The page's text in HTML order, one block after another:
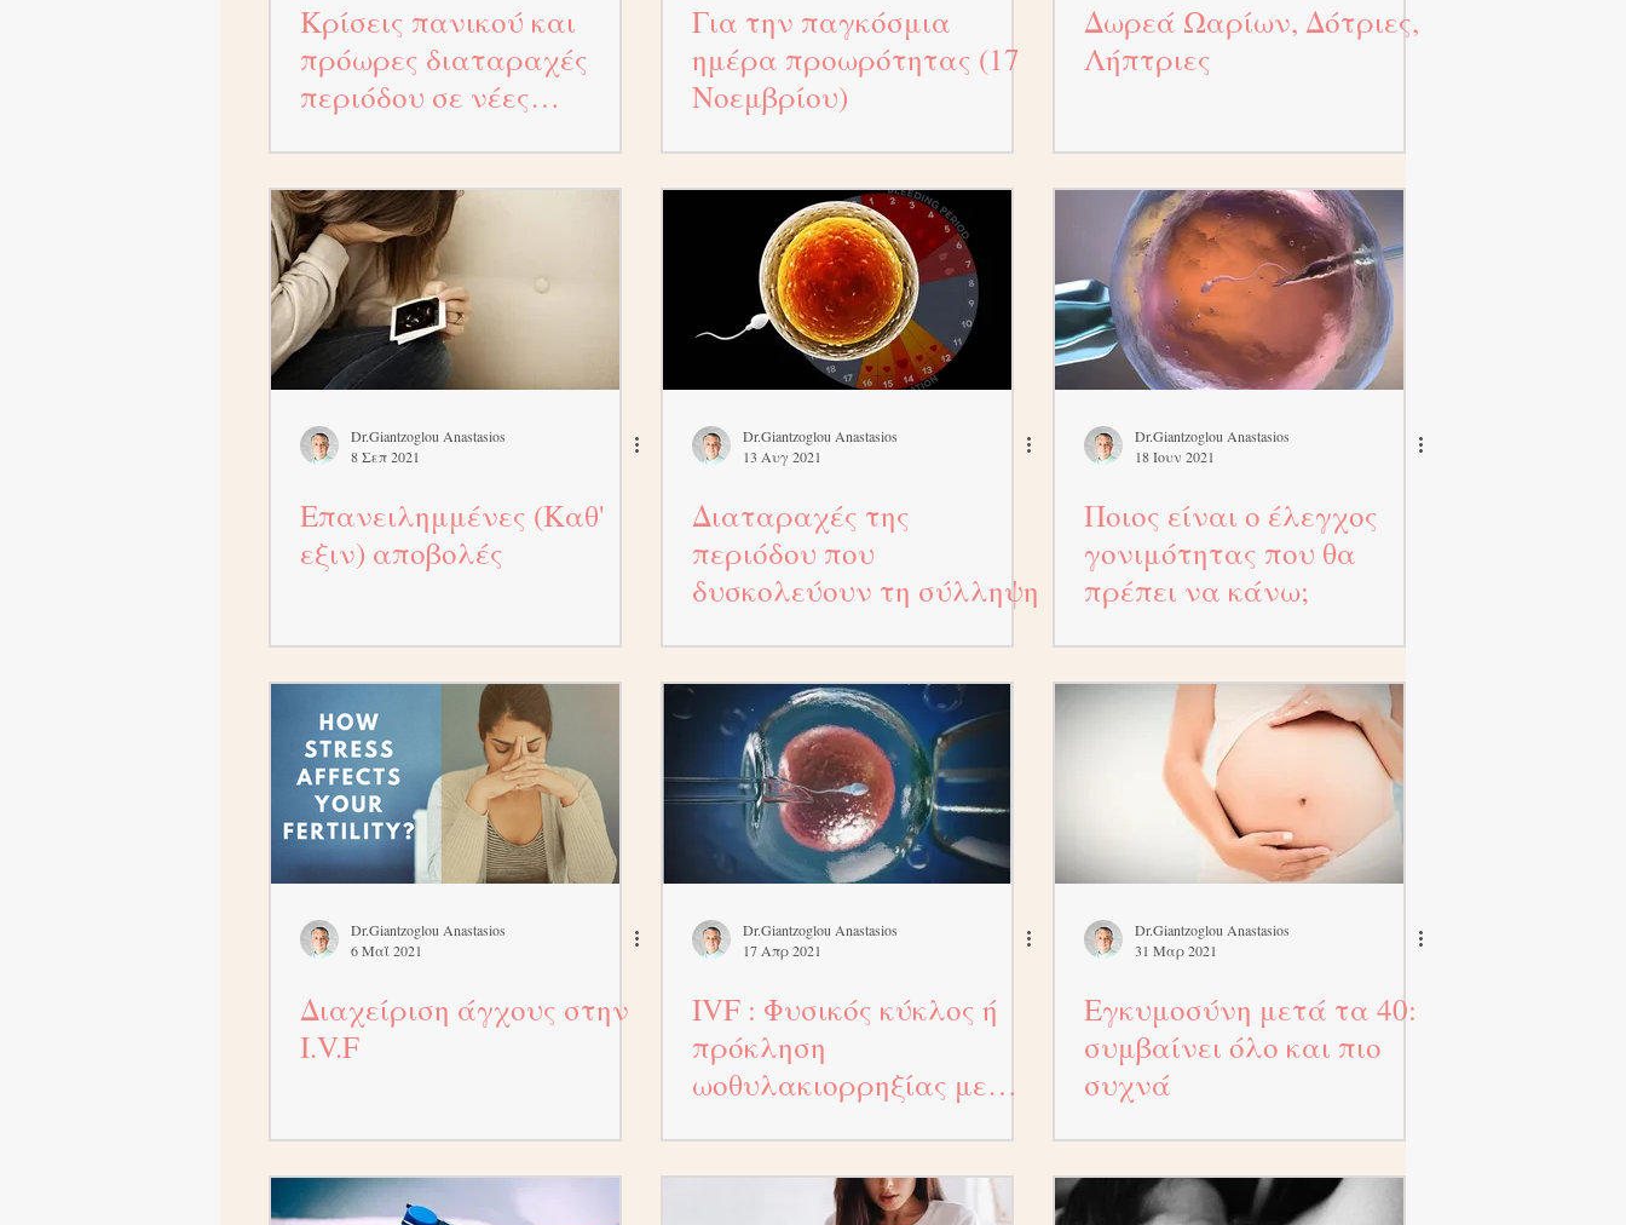
Κρίσεις πανικού και
πρόωρες διαταραχές
περιόδου σε νέες
Για την παγκόσμια
ημέρα προωρότητας (17
Νοεμβρίου)
Δωρεά Ωαρίων, Δότριες,
Λήπτριες
Dr.Giantzoglou Anastasios
8 Σεπ 2021
Επανειλημμένες (Καθ'
εξιν) αποβολές
Dr.Giantzoglou Anastasios
13 Αυγ 2021
Διαταραχές της
περιόδου που
δυσκολεύουν τη σύλληψη
Dr.Giantzoglou Anastasios
18 Ιουν 2021
Ποιος είναι ο έλεγχος
γονιμότητας που θα
πρέπει να κάνω;
Dr.Giantzoglou Anastasios
6 Μαΐ 2021
Διαχείριση άγχους στην
I.V.F
Dr.Giantzoglou Anastasios
17 Απρ 2021
IVF : Φυσικός κύκλος ή
πρόκληση
ωοθυλακιορρηξίας με
Dr.Giantzoglou Anastasios
31 Μαρ 2021
Εγκυμοσύνη μετά τα 40:
συμβαίνει όλο και πιο
συχνά